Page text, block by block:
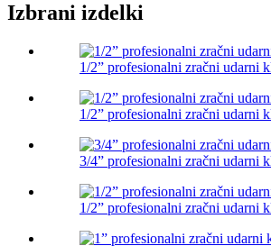
Izbrani izdelki
1/2” profesionalni zračni udarni
1/2” profesionalni zračni udarni
3/4” profesionalni zračni udarni
1/2” profesionalni zračni udarni